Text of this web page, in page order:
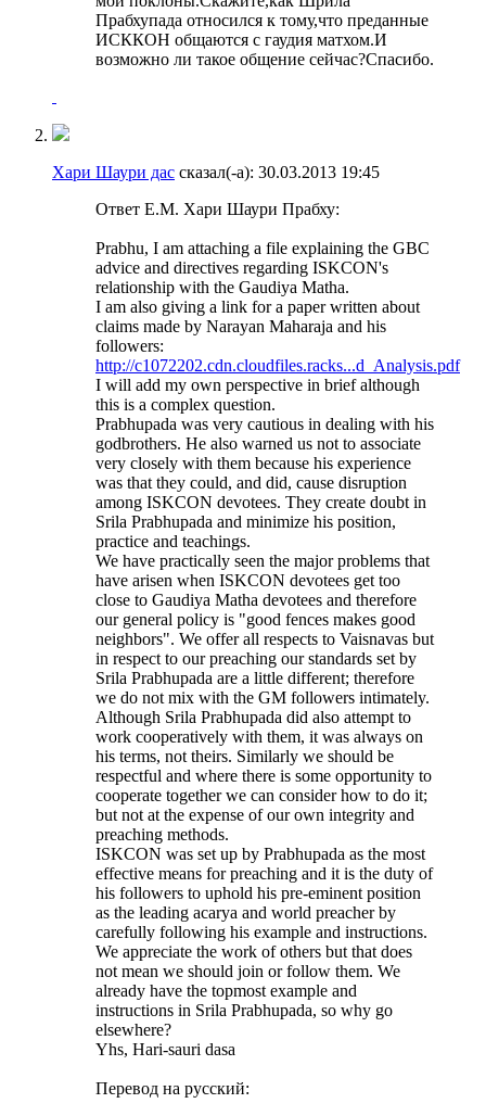
Прабхупада относился к тому,что преданные
ИСККОН общаются с гаудия матхом.И
возможно ли такое общение сейчас?Спасибо.
Хари Шаури дас сказал(-а): 30.03.2013 19:45
Ответ Е.М. Хари Шаури Прабху:
Prabhu, I am attaching a file explaining the GBC
advice and directives regarding ISKCON's
relationship with the Gaudiya Matha.
I am also giving a link for a paper written about
claims made by Narayan Maharaja and his
followers:
http://c1072202.cdn.cloudfiles.racks...d_Analysis.pdf
I will add my own perspective in brief although
this is a complex question.
Prabhupada was very cautious in dealing with his
godbrothers. He also warned us not to associate
very closely with them because his experience
was that they could, and did, cause disruption
among ISKCON devotees. They create doubt in
Srila Prabhupada and minimize his position,
practice and teachings.
We have practically seen the major problems that
have arisen when ISKCON devotees get too
close to Gaudiya Matha devotees and therefore
our general policy is "good fences makes good
neighbors". We offer all respects to Vaisnavas but
in respect to our preaching our standards set by
Srila Prabhupada are a little different; therefore
we do not mix with the GM followers intimately.
Although Srila Prabhupada did also attempt to
work cooperatively with them, it was always on
his terms, not theirs. Similarly we should be
respectful and where there is some opportunity to
cooperate together we can consider how to do it;
but not at the expense of our own integrity and
preaching methods.
ISKCON was set up by Prabhupada as the most
effective means for preaching and it is the duty of
his followers to uphold his pre-eminent position
as the leading acarya and world preacher by
carefully following his example and instructions.
We appreciate the work of others but that does
not mean we should join or follow them. We
already have the topmost example and
instructions in Srila Prabhupada, so why go
elsewhere?
Yhs, Hari-sauri dasa
Перевод на русский: